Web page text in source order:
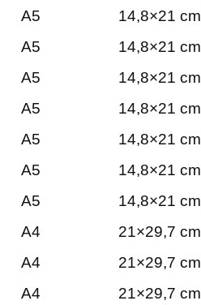
A5 14,8×21 cm
A5 14,8×21 cm
A5 14,8×21 cm
A5 14,8×21 cm
A5 14,8×21 cm
A5 14,8×21 cm
A5 14,8×21 cm
A4 21×29,7 cm
A4 21×29,7 cm
A4 21×29,7 cm